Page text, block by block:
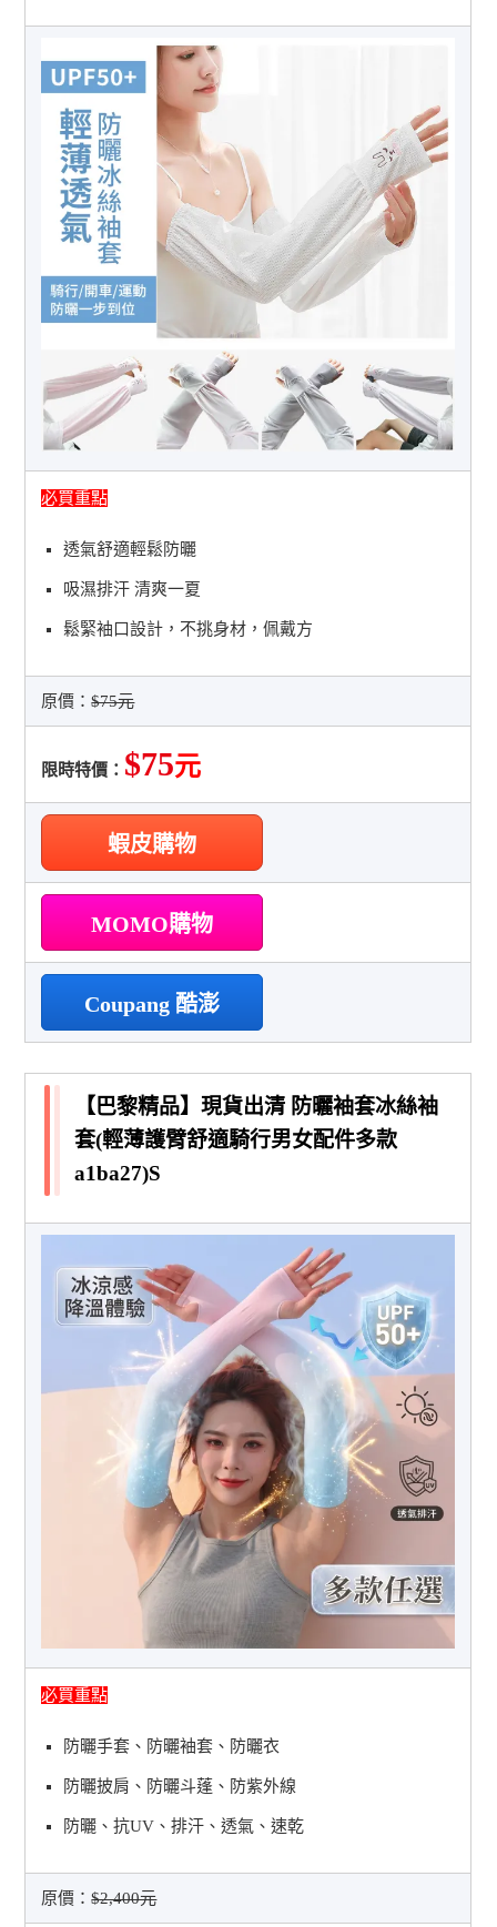
必買重點
透氣舒適輕鬆防曬
吸濕排汗 清爽一夏
鬆緊袖口設計，不挑身材，佩戴方
原價：$75元
限時特價： $75元
蝦皮購物
MOMO購物
Coupang 酷澎
【巴黎精品】現貨出清 防曬袖套冰絲袖
套(輕薄護臂舒適騎行男女配件多款
a1ba27)S
必買重點
防曬手套、防曬袖套、防曬衣
防曬披肩、防曬斗蓬、防紫外線
防曬、抗UV、排汗、透氣、速乾
原價：$2,400元